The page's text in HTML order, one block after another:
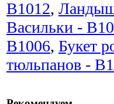
B1012,
Васильки -
B1006, Букет
тюльпанов -